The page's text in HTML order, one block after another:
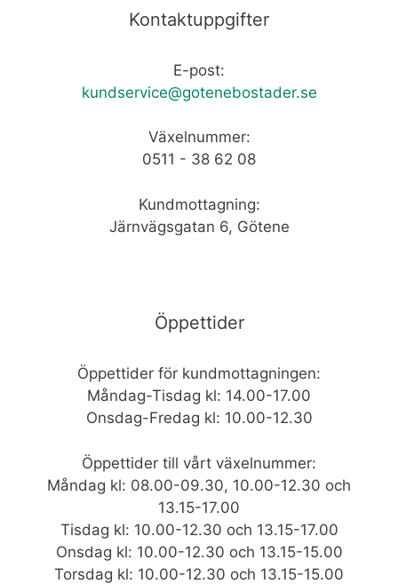
Kontaktuppgifter
E-post:
kundservice@gotenebostader.se
Växelnummer:
0511 - 38 62 08
Kundmottagning:
Järnvägsgatan 6, Götene
Öppettider
Öppettider för kundmottagningen:
Måndag-Tisdag kl: 14.00-17.00
Onsdag-Fredag kl: 10.00-12.30
Öppettider till vårt växelnummer:
Måndag kl: 08.00-09.30, 10.00-12.30 och
13.15-17.00
Tisdag kl: 10.00-12.30 och 13.15-17.00
Onsdag kl: 10.00-12.30 och 13.15-15.00
Torsdag kl: 10.00-12.30 och 13.15-15.00